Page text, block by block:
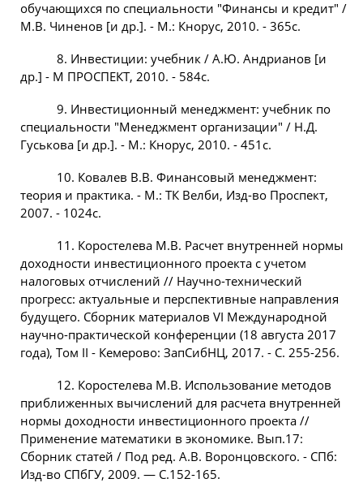
обучающихся по специальности "Финансы и кредит" /
М.В. Чиненов [и др.]. - М.: Кнорус, 2010. - 365с.
8. Инвестиции: учебник / А.Ю. Андрианов [и
др.] - М ПРОСПЕКТ, 2010. - 584с.
9. Инвестиционный менеджмент: учебник по
специальности "Менеджмент организации" / Н.Д.
Гуськова [и др.]. - М.: Кнорус, 2010. - 451с.
10. Ковалев В.В. Финансовый менеджмент:
теория и практика. - М.: ТК Велби, Изд-во Проспект,
2007. - 1024с.
11. Коростелева М.В. Расчет внутренней нормы
доходности инвестиционного проекта с учетом
налоговых отчислений // Научно-технический
прогресс: актуальные и перспективные направления
будущего. Сборник материалов VI Международной
научно-практической конференции (18 августа 2017
года), Том II - Кемерово: ЗапСибНЦ, 2017. - С. 255-256.
12. Коростелева М.В. Использование методов
приближенных вычислений для расчета внутренней
нормы доходности инвестиционного проекта //
Применение математики в экономике. Вып.17:
Сборник статей / Под ред. А.В. Воронцовского. - СПб:
Изд-во СПбГУ, 2009. — С.152-165.